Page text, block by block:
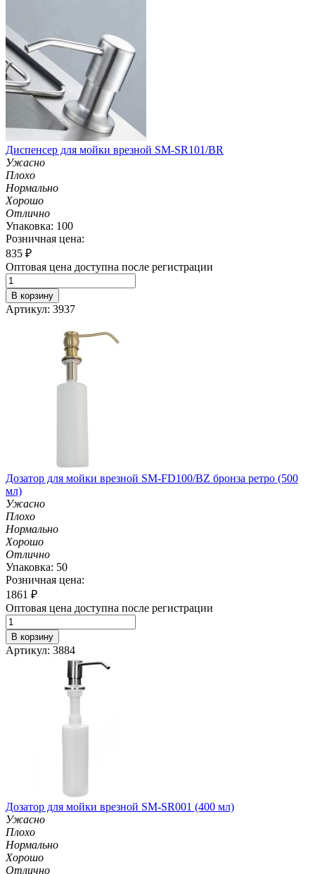
Диспенсер для мойки врезной SM-SR101/BR
Ужасно
Плохо
Нормально
Хорошо
Отлично
Упаковка: 100
Розничная цена:
835 ₽
Оптовая цена доступна после регистрации
В корзину
Артикул: 3937
Дозатор для мойки врезной SM-FD100/BZ бронза ретро (500
мл)
Ужасно
Плохо
Нормально
Хорошо
Отлично
Упаковка: 50
Розничная цена:
1861 ₽
Оптовая цена доступна после регистрации
В корзину
Артикул: 3884
Дозатор для мойки врезной SM-SR001 (400 мл)
Ужасно
Плохо
Нормально
Хорошо
Отлично